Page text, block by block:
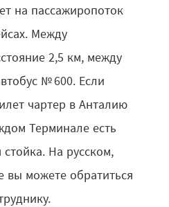
на пассажиропоток
Между
2,5 км, между
№ 600. Если
чартер в Анталию
Терминале есть
На русском,
вы можете обратиться